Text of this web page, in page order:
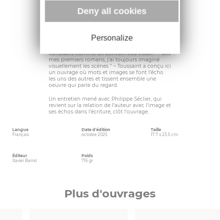
York… -, tirages couleur et noir et blanc,
planches-contact et bandes de négatifs nous
plongent dans l’imaginaire de l’écrivain. Après
une première ébauche – amorcer un récit
l’histoire et complète les images de la valise
d’autres plus anciennes et personnelles. Le livre
Considéré comme un écrivain très visuel – ” dès
mes premiers romans, j’ai toujours imaginé
visuellement les scènes ” – Toussaint a conçu ici
un ouvrage où mots et images se font l’écho
les uns des autres et tissent ensemble une
oeuvre qui parle du regard.
Un entretien mené avec Philippe Séclier, qui
revient sur la relation de l’auteur avec l’image et
ses échos dans l’écriture, clôt l’ouvrage.
Langue
Français
Date d'édition
octobre 2025
Taille
17.7 x 23.5 cm
Éditeur
Xavier Barral
Poids
716 gr
Plus d'ouvrages
Deny all cookies
Personalize